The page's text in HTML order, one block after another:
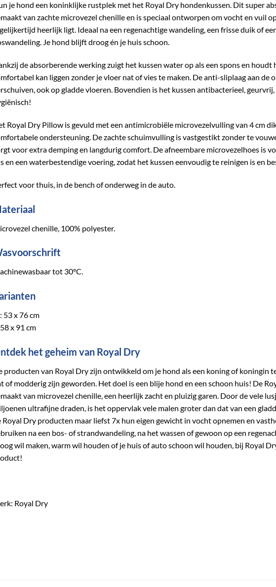
je hond een koninklijke rustplek met het Royal Dry hondenkussen. Dit super
van zachte microvezel chenille en is speciaal ontworpen om vocht en vuil
heerlijk ligt. Ideaal na een regenachtige wandeling, een frisse duik of
Je hond blijft droog én je huis schoon.
de absorberende werking zuigt het kussen water op als een spons en houdt
kan liggen zonder je vloer nat of vies te maken. De anti-sliplaag aan de
ook op gladde vloeren. Bovendien is het kussen antibacterieel,
Royal Dry Pillow is gevuld met een antimicrobiële microvezelvulling van 4 cm
ondersteuning. De zachte schuimvulling is vastgestikt zonder te
voor extra demping en langdurig comfort. De afneembare microvezelhoes is
en een waterbestendige voering, zodat het kussen eenvoudig te reinigen is en
voor thuis, in de bench of onderweg in de auto.
chenille, 100% polyester.
tot 30°C.
53 x 76 cm
x 91 cm
het geheim van Royal Dry
producten van Royal Dry zijn ontwikkeld om je hond als een koning of koningin
of modderig zijn geworden. Het doel is een blije hond en een schoon huis! De
van microvezel chenille, een heerlijk zacht en pluizig garen. Door de vele
ultrafijne draden, is het oppervlak vele malen groter dan dat van een
Royal Dry producten maar liefst 7x hun eigen gewicht in vocht opnemen en
na een bos- of strandwandeling, na het wassen of gewoon op een
wil maken, warm wil houden of je huis of auto schoon wil houden, bij Royal
Royal Dry